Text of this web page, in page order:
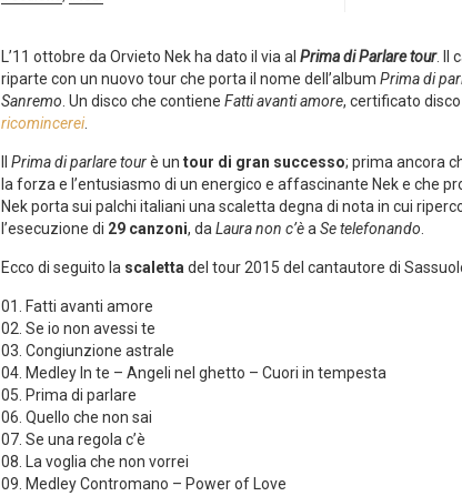
L’11 ottobre da Orvieto Nek ha dato il via al Prima di Parlare tour. Il
riparte con un nuovo tour che porta il nome dell’album Prima di
Sanremo. Un disco che contiene Fatti avanti amore, certificato
ricomincerei.
Prima di parlare tourè un tour di gran successo; prima ancora
la forza e l’entusiasmo di un energico e affascinante Nek e che
Nek porta sui palchi italiani una scaletta degna di nota in cui
l’esecuzione di 29 canzoni, daLaura non c’èaSe telefonando.
Ecco di seguito la scalettadel tour 2015 del cantautore di
01. Fatti avanti amore
02. Se io non avessi te
03. Congiunzione astrale
04. Medley In te – Angeli nel ghetto – Cuori in tempesta
05. Prima di parlare
06. Quello che non sai
07. Se una regola c’è
08. La voglia che non vorrei
09. Medley Contromano – Power of Love